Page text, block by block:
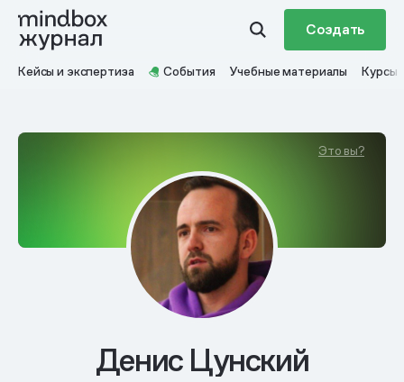
Создать
Кейсы и экспертиза События Учебные материалы Курсы
Это вы?
Денис Цунский